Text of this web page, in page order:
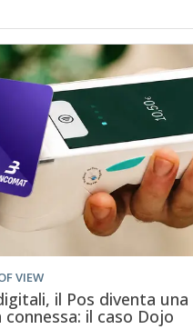
VIEW
il Pos diventa una
il caso Dojo